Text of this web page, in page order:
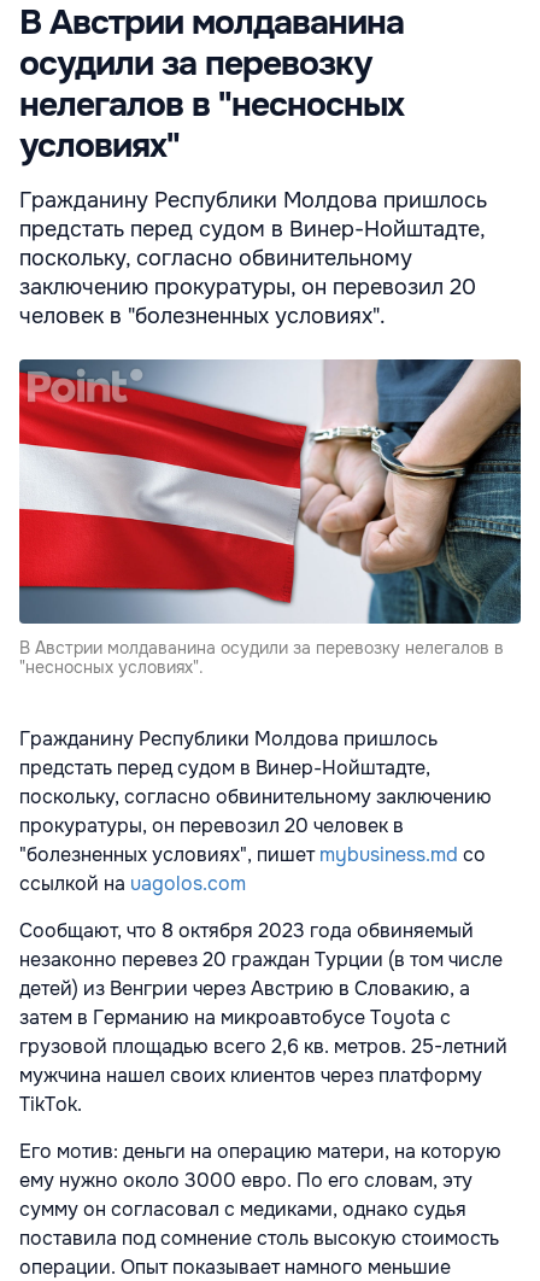
В Австрии молдаванина
осудили за перевозку
нелегалов в "несносных
условиях"
Гражданину Республики Молдова пришлось
предстать перед судом в Винер-Нойштадте,
поскольку, согласно обвинительному
заключению прокуратуры, он перевозил 20
человек в "болезненных условиях".
В Австрии молдаванина осудили за перевозку нелегалов в
"несносных условиях".
Гражданину Республики Молдова пришлось
предстать перед судом в Винер-Нойштадте,
поскольку, согласно обвинительному заключению
прокуратуры, он перевозил 20 человек в
"болезненных условиях", пишетmybusiness.md со
ссылкой на uagolos.com
Сообщают, что 8 октября 2023 года обвиняемый
незаконно перевез 20 граждан Турции (в том числе
детей) из Венгрии через Австрию в Словакию, а
затем в Германию на микроавтобусе Toyota с
грузовой площадью всего 2,6 кв. метров. 25-летний
мужчина нашел своих клиентов через платформу
TikTok.
Его мотив: деньги на операцию матери, на которую
ему нужно около 3000 евро. По его словам, эту
сумму он согласовал с медиками, однако судья
поставила под сомнение столь высокую стоимость
операции. Опыт показывает намного меньшие